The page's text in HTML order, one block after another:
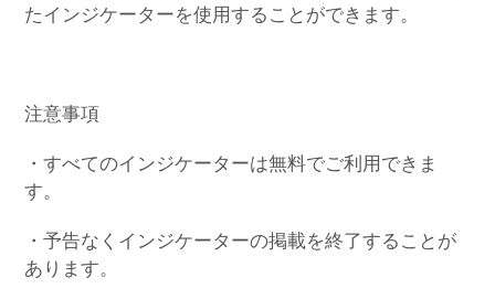
たインジケーターを使用することができます。
注意事項
・すべてのインジケーターは無料でご利用できま
す。
・予告なくインジケーターの掲載を終了することが
あります。